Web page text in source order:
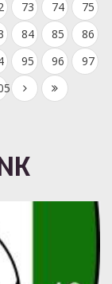
73 74
75
84 85
86
95 96
97